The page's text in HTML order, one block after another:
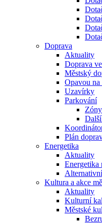
Doprava
Aktuality
Doprava
Městský
Opavou na
Uzavírky
Parkování
Plán
Energetika
Aktuality
Energetika
Kultura a akce
Aktuality
Kulturní
Městské